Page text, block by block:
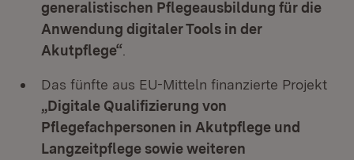
generalistischen Pflegeausbildung für die
Anwendung digitaler Tools in der
Akutpflege“
Das fünfte aus EU-Mitteln finanzierte Projekt
„Digitale Qualifizierung von
Pflegefachpersonen in Akutpflege und
Langzeitpflege sowie weiteren